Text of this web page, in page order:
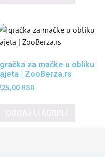
Igračka za mačke u obliku
| ZooBerza.rs
RSD